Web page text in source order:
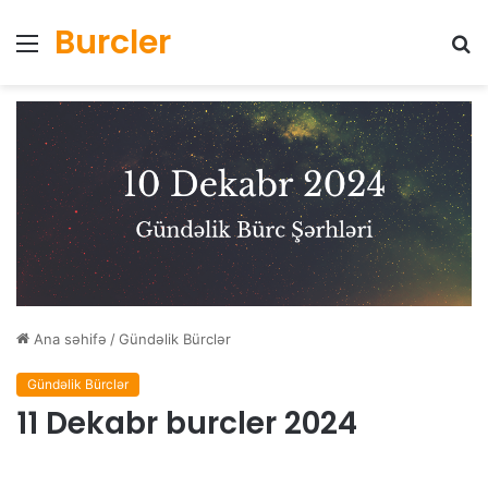
Menyu
Burcler
Ana səhifə /Gündəlik Bürclər
Gündəlik Bürclər
11 Dekabr burcler 2024